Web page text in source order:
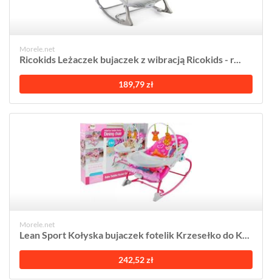
Morele.net
Ricokids Leżaczek bujaczek z wibracją Ricokids - r...
189,79 zł
Morele.net
Lean Sport Kołyska bujaczek fotelik Krzesełko do K...
242,52 zł